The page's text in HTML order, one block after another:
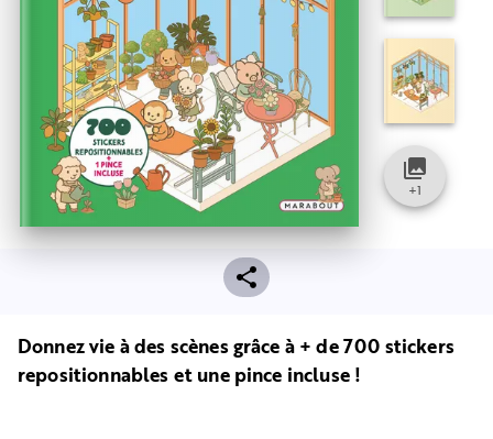
Donnez vie à des scènes grâce à + de 700 stickers
repositionnables et une pince incluse !
collections
+1